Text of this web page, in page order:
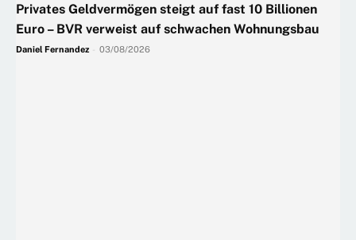
Privates Geldvermögen steigt auf fast 10 Billionen
Euro – BVR verweist auf schwachen Wohnungsbau
Daniel Fernandez 03/08/2026